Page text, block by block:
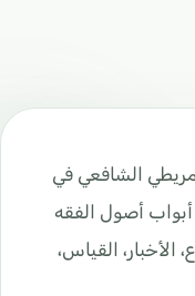
الشافعي في
أصول الفقه
الأخبار، القياس،